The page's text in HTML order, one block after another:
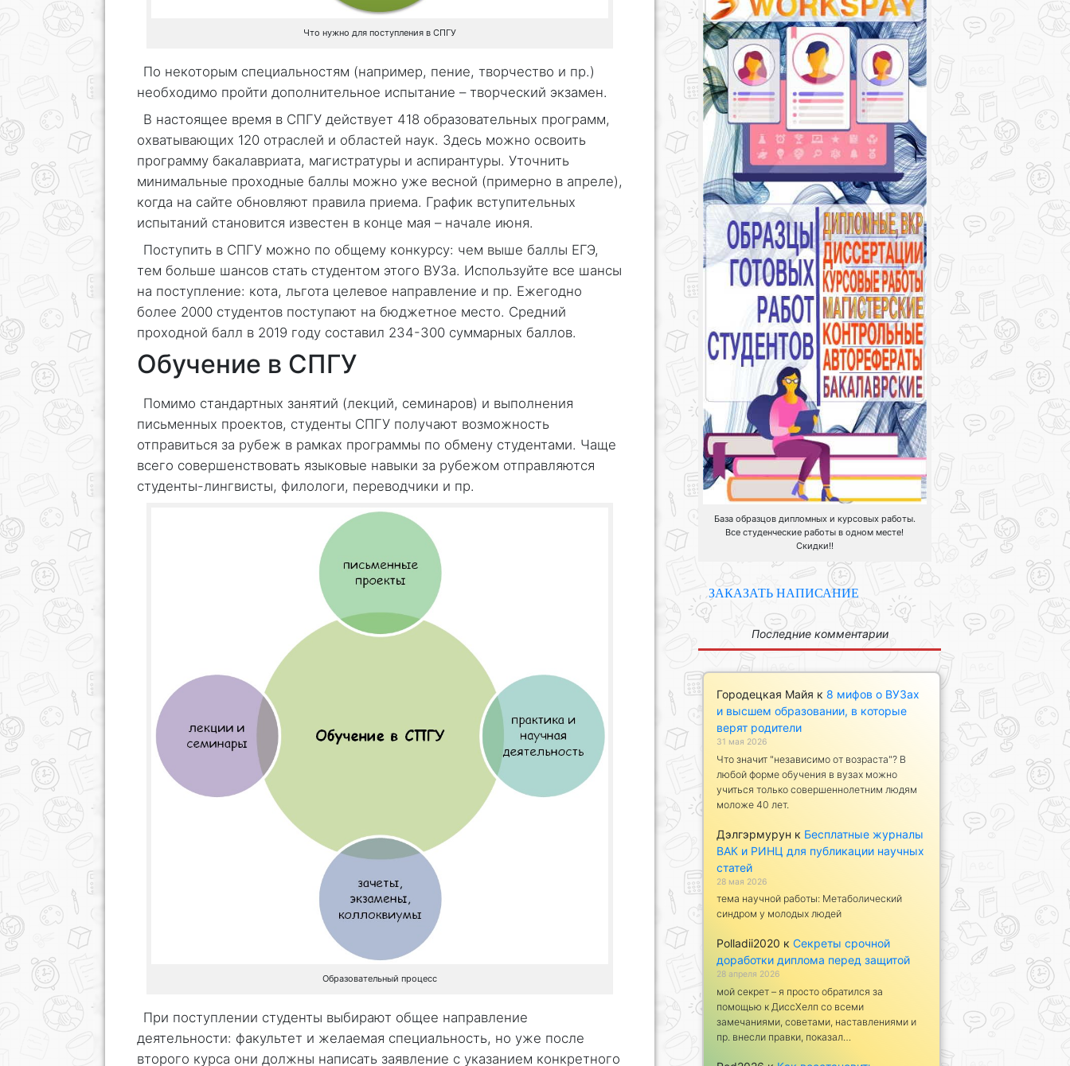
Что нужно для поступления в СПГУ
По некоторым специальностям (например, пение, творчество и пр.)
необходимо пройти дополнительное испытание – творческий экзамен.
В настоящее время в СПГУ действует 418 образовательных программ,
охватывающих 120 отраслей и областей наук. Здесь можно освоить
программу бакалавриата, магистратуры и аспирантуры. Уточнить
минимальные проходные баллы можно уже весной (примерно в апреле),
когда на сайте обновляют правила приема. График вступительных
испытаний становится известен в конце мая – начале июня.
Поступить в СПГУ можно по общему конкурсу: чем выше баллы ЕГЭ,
тем больше шансов стать студентом этого ВУЗа. Используйте все шансы
на поступление: кота, льгота целевое направление и пр. Ежегодно
более 2000 студентов поступают на бюджетное место. Средний
проходной балл в 2019 году составил 234-300 суммарных баллов.
Обучение в СПГУ
Помимо стандартных занятий (лекций, семинаров) и выполнения
письменных проектов, студенты СПГУ получают возможность
отправиться за рубеж в рамках программы по обмену студентами. Чаще
всего совершенствовать языковые навыки за рубежом отправляются
студенты-лингвисты, филологи, переводчики и пр.
Образовательный процесс
При поступлении студенты выбирают общее направление
деятельности: факультет и желаемая специальность, но уже после
второго курса они должны написать заявление с указанием конкретного
База образцов дипломных и курсовых работы.
Все студенческие работы в одном месте!
Скидки!!
ЗАКАЗАТЬ НАПИСАНИЕ
Последние комментарии
Городецкая Майя к 8 мифов о ВУЗах
и высшем образовании, в которые
верят родители
31 мая 2026
Что значит "независимо от возраста"? В
любой форме обучения в вузах можно
учиться только совершеннолетним людям
моложе 40 лет.
Дэлгэрмурун к Бесплатные журналы
ВАК и РИНЦ для публикации научных
статей
28 мая 2026
тема научной работы: Метаболический
синдром у молодых людей
Polladii2020 к Секреты срочной
доработки диплома перед защитой
28 апреля 2026
мой секрет – я просто обратился за
помощью к ДиссХелп со всеми
замечаниями, советами, наставлениями и
пр. внесли правки, показал…